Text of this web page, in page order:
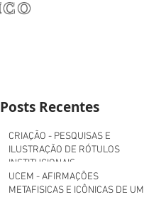
Posts Recentes
CRIAÇÃO - PESQUISAS E
ILUSTRAÇÃO DE RÓTULOS
INSTITUCIONAIS.
UCEM - AFIRMAÇÕES
METAFISICAS E ICÔNICAS DE UM